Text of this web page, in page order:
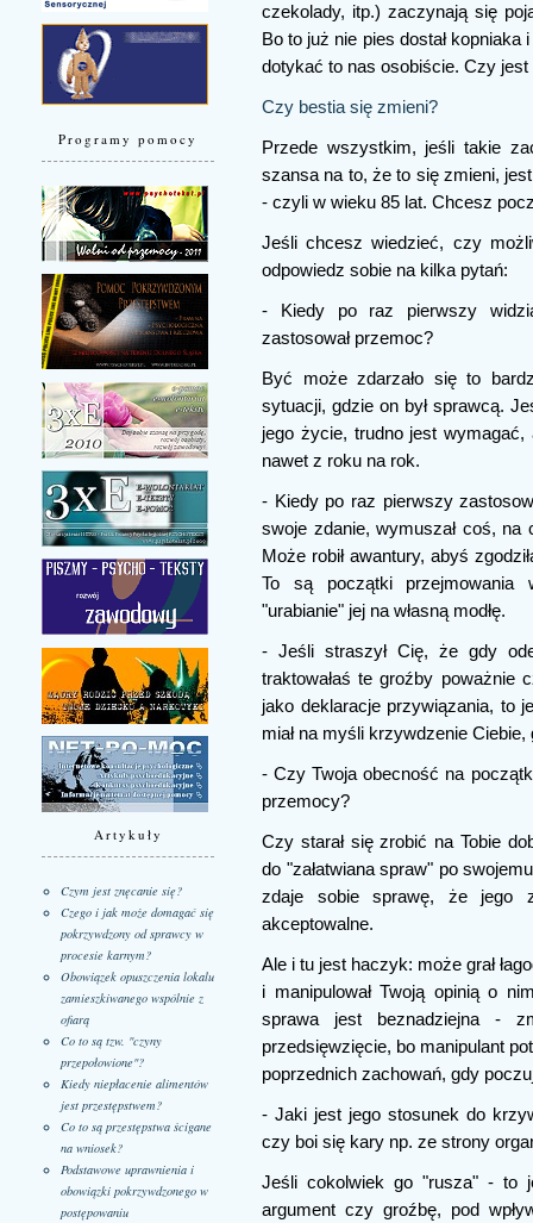
Programy pomocy
Artykuły
Czym jest znęcanie się?
Czego i jak może domagać się
pokrzywdzony od sprawcy w
procesie karnym?
Obowiązek opuszczenia lokalu
zamieszkiwanego wspólnie z
ofiarą
Co to są tzw. "czyny
przepołowione"?
Kiedy niepłacenie alimentów
jest przestępstwem?
Co to są przestępstwa ścigane
na wniosek?
Podstawowe uprawnienia i
obowiązki pokrzywdzonego w
postępowaniu
czekolady, itp.) zaczynają się
Bo to już nie pies dostał
dotykać to nas osobiście. Czy
Czy bestia się zmieni?
Przede wszystkim, jeśli takie
szansa na to, że to się zmieni,
- czyli w wieku 85 lat. Chcesz
Jeśli chcesz wiedzieć, czy
odpowiedz sobie na kilka pytań:
- Kiedy po raz pierwszy
zastosował przemoc?
Być może zdarzało się to
sytuacji, gdzie on był sprawcą.
jego życie, trudno jest
nawet z roku na rok.
- Kiedy po raz pierwszy
swoje zdanie, wymuszał coś, na
Może robił awantury, abyś
To są początki przejmowania
"urabianie" jej na własną modłę.
- Jeśli straszył Cię, że gdy
traktowałaś te groźby poważnie
jako deklaracje przywiązania, to
miał na myśli krzywdzenie
- Czy Twoja obecność na
przemocy?
Czy starał się zrobić na Tobie
do "załatwiana spraw" po
zdaje sobie sprawę, że jego
akceptowalne.
Ale i tu jest haczyk: może grał
i manipulował Twoją opinią o
sprawa jest beznadziejna -
przedsięwzięcie, bo manipulant
poprzednich zachowań, gdy
- Jaki jest jego stosunek do
czy boi się kary np. ze strony
Jeśli cokolwiek go "rusza" - to
argument czy groźbę, pod